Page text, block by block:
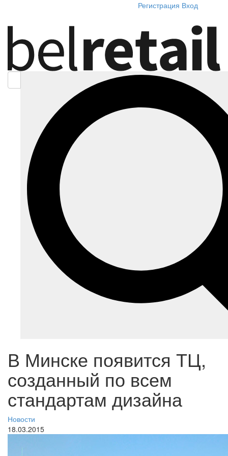
Регистрация Вход
В Минске появится ТЦ,
созданный по всем
стандартам дизайна
Новости
18.03.2015